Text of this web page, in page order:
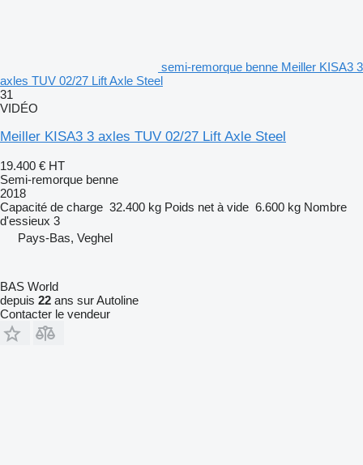
semi-remorque benne Meiller KISA3 3
axles TUV 02/27 Lift Axle Steel
31
VIDÉO
Meiller KISA3 3 axles TUV 02/27 Lift Axle Steel
19.400 € HT
Semi-remorque benne
2018
Capacité de charge 32.400 kg Poids net à vide 6.600 kg Nombre
d'essieux 3
Pays-Bas, Veghel
BAS World
depuis 22 ans sur Autoline
Contacter le vendeur